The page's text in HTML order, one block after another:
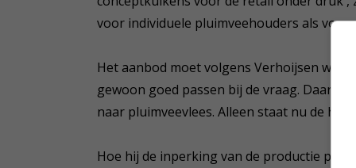
voor individuele pluimveehouders als voor
Het aanbod moet volgens Verhoijsen
gewoon goed passen bij de vraag.
naar pluimveevlees. Alleen staat nu de
Hoe hij de inperking van de productie